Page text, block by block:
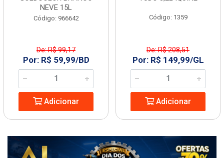
NEVE 15L
Código: 966642
De: R$ 99,17
Por: R$ 59,99/BD
Adicionar
Código: 1359
De: R$ 208,51
Por: R$ 149,99/GL
Adicionar